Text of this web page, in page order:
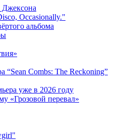
Occasionally."
альбома
“Sean Combs: The Reckoning”
уже в 2026 году
«Грозовой перевал»